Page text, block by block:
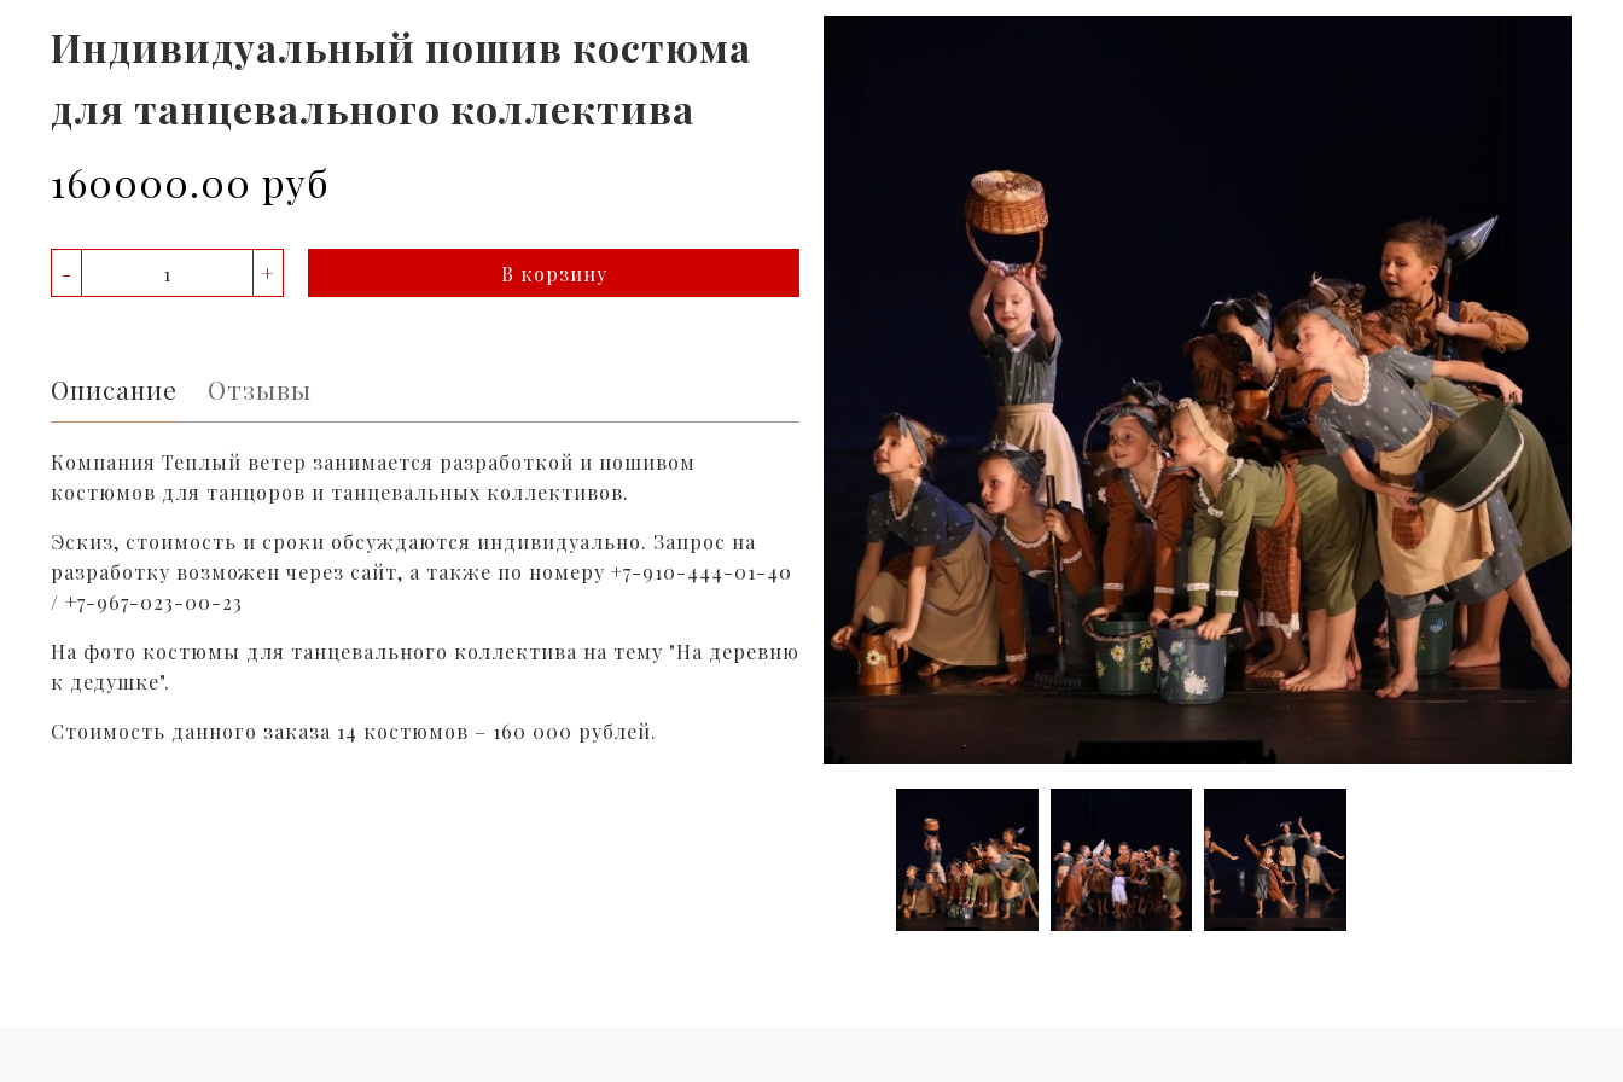
Индивидуальный пошив костюма
для танцевального коллектива
160000.00 руб
- + В корзину
Описание Отзывы
Компания Теплый ветер занимается разработкой и пошивом
костюмов для танцоров и танцевальных коллективов.
Эскиз, стоимость и сроки обсуждаются индивидуально. Запрос на
разработку возможен через сайт, а также по номеру +7-910-444-01-40
/ +7-967-023-00-23
На фото костюмы для танцевального коллектива на тему "На деревню
к дедушке".
Стоимость данного заказа 14 костюмов – 160 000 рублей.